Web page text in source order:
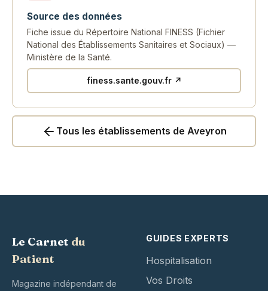
Source des données
Fiche issue du Répertoire National FINESS (Fichier
National des Établissements Sanitaires et Sociaux) —
Ministère de la Santé.
finess.sante.gouv.fr ↗
Tous les établissements de Aveyron
Le Carnet du
Patient
Magazine indépendant de
GUIDES EXPERTS
Hospitalisation
Vos Droits